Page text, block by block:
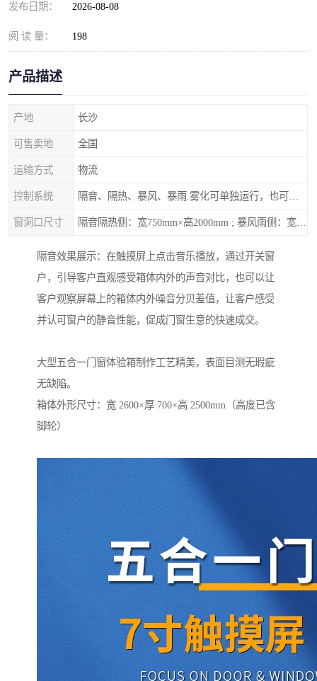
发布日期： 2026-08-08
阅 读 量： 198
产品描述
产地 长沙
可售卖地 全国
运输方式 物流
控制系统
窗洞口尺寸
隔音效果展示：在触摸屏上点击音乐播放，通过开关窗
户，引导客户直观感受箱体内外的声音对比，也可以让
客户观察屏幕上的箱体内外噪音分贝差值，让客户感受
并认可窗户的静音性能，促成门窗生意的快速成交。
大型五合一门窗体验箱制作工艺精美，表面目测无瑕疵
无缺陷。
箱体外形尺寸：宽 2600×厚 700×高 2500mm（高度已含
脚轮）